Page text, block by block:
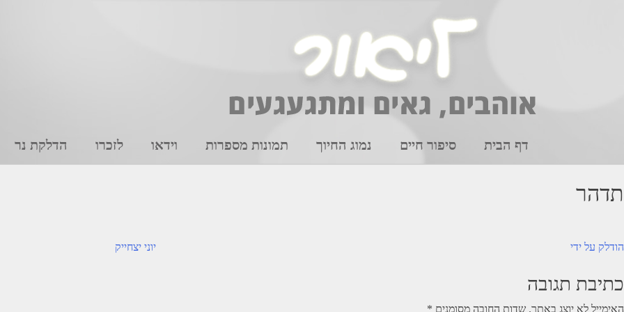
דף הבית סיפור חיים נמוג החיוך תמונות מספרות וידאו לזכרו הדלקת נר
תדהר
ניווט יוני יצחייק הודלק על ידי
כתיבת תגובה
האימייל לא יוצג באתר. שדות החובה מסומנים *